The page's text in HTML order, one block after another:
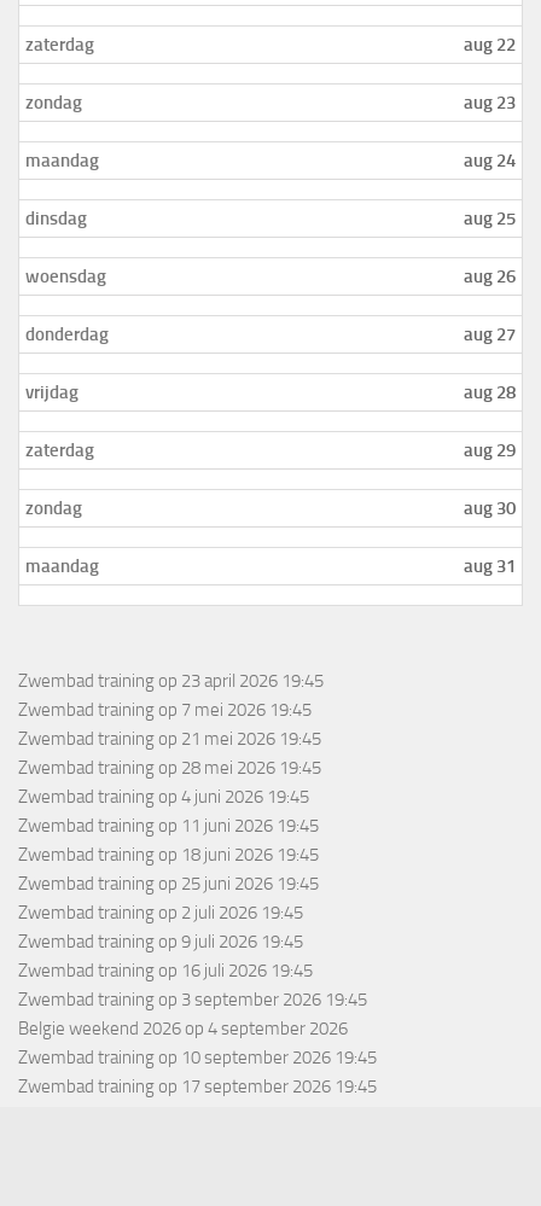
zaterdag aug 22
zondag aug 23
maandag aug 24
dinsdag aug 25
woensdag aug 26
donderdag aug 27
vrijdag aug 28
zaterdag aug 29
zondag aug 30
maandag aug 31
Zwembad training op 23 april 2026 19:45
Zwembad training op 7 mei 2026 19:45
Zwembad training op 21 mei 2026 19:45
Zwembad training op 28 mei 2026 19:45
Zwembad training op 4 juni 2026 19:45
Zwembad training op 11 juni 2026 19:45
Zwembad training op 18 juni 2026 19:45
Zwembad training op 25 juni 2026 19:45
Zwembad training op 2 juli 2026 19:45
Zwembad training op 9 juli 2026 19:45
Zwembad training op 16 juli 2026 19:45
Zwembad training op 3 september 2026 19:45
Belgie weekend 2026 op 4 september 2026
Zwembad training op 10 september 2026 19:45
Zwembad training op 17 september 2026 19:45